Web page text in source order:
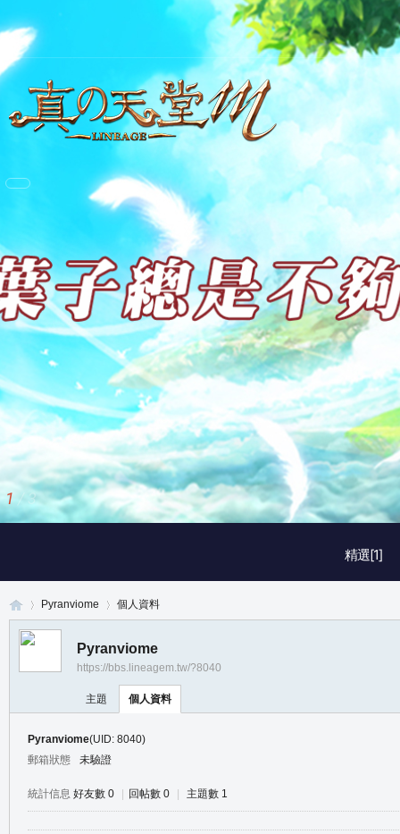
精選[1]
1 / 3
Pyranviome 個人資料
Pyranviome
https://bbs.lineagem.tw/?8040
主題 個人資料
Pyranviome(UID: 8040)
郵箱狀態
未驗證
統計信息 好友數 0 回帖數 0 主題數 1